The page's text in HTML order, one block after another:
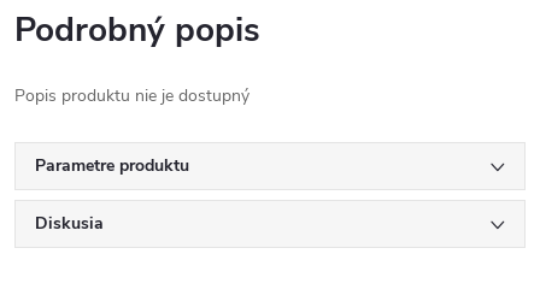
Podrobný popis
Popis produktu nie je dostupný
Parametre produktu
Diskusia